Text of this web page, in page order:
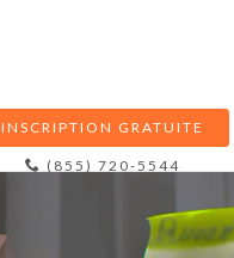
INSCRIPTION GRATUITE
(855) 720-5544